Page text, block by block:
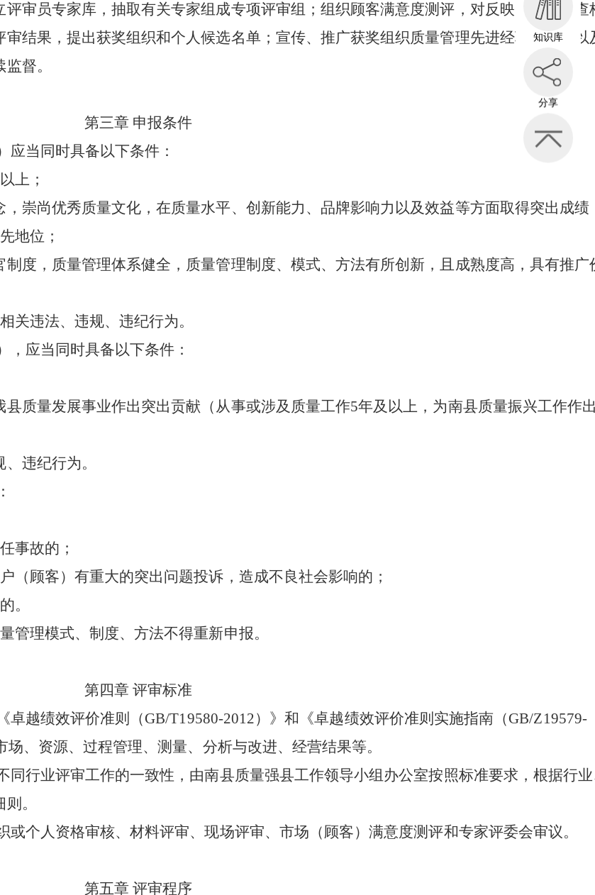
审员专家库，抽取有关专家组成专项评审组；组织顾客满意度测评，对反映的问题调查
结果，提出获奖组织和个人候选名单；宣传、推广获奖组织质量管理先进经验和方法以
督。
第三章 申报条件
当同时具备以下条件：
上；
，崇尚优秀质量文化，在质量水平、创新能力、品牌影响力以及效益等方面取得突出成绩
地位；
制度，质量管理体系健全，质量管理制度、模式、方法有所创新，且成熟度高，具有推广
关违法、违规、违纪行为。
应当同时具备以下条件：
质量发展事业作出突出贡献（从事或涉及质量工作5年及以上，为南县质量振兴工作作
违纪行为。
事故的；
（顾客）有重大的突出问题投诉，造成不良社会影响的；
。
管理模式、制度、方法不得重新申报。
第四章 评审标准
卓越绩效评价准则（GB/T19580-2012）》和《卓越绩效评价准则实施指南（GB/Z19579-
、资源、过程管理、测量、分析与改进、经营结果等。
同行业评审工作的一致性，由南县质量强县工作领导小组办公室按照标准要求，根据行
。
个人资格审核、材料评审、现场评审、市场（顾客）满意度测评和专家评委会审议。
第五章 评审程序
知识库
分享